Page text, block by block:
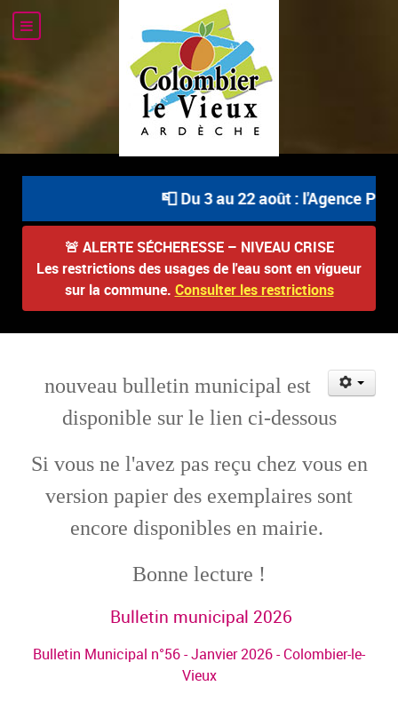
📮 Du 3 au 22 août : l'Agence
🚨 ALERTE SÉCHERESSE – NIVEAU CRISE
Les restrictions des usages de l'eau sont en vigueur
sur la commune. Consulter les restrictions
nouveau bulletin municipal est
disponible sur le lien ci-dessous
Si vous ne l'avez pas reçu chez vous en
version papier des exemplaires sont
encore disponibles en mairie.
Bonne lecture !
Bulletin municipal 2026
Bulletin Municipal n°56 - Janvier 2026 - Colombier-le-
Vieux